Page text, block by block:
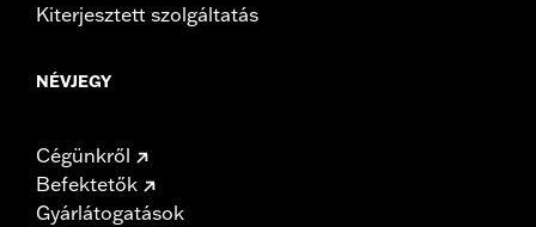
Kiterjesztett szolgáltatás
NÉVJEGY
Cégünkről
Befektetők
Gyárlátogatások